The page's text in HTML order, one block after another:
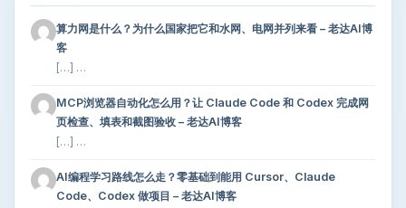
算力网是什么？为什么国家把它和水网、电网并列来看 – 老达AI博
客
[…] …
MCP浏览器自动化怎么用？让 Claude Code 和 Codex 完成网
页检查、填表和截图验收 – 老达AI博客
[…] …
AI编程学习路线怎么走？零基础到能用 Cursor、Claude
Code、Codex 做项目 – 老达AI博客